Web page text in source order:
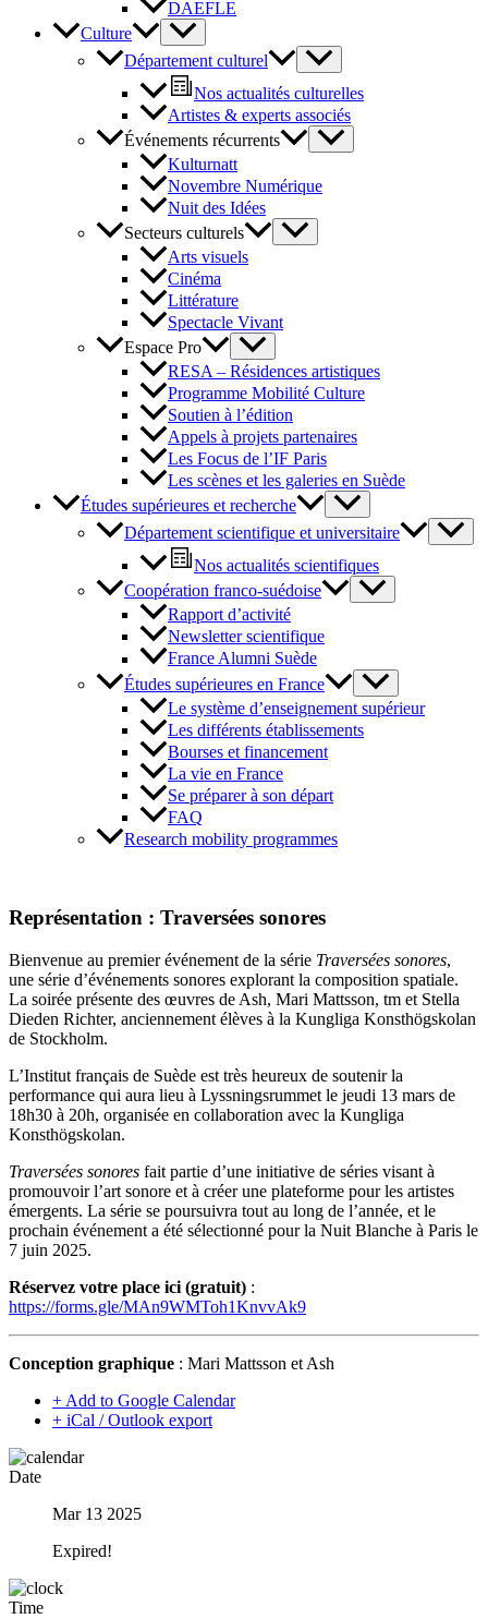
DAEFLE
Culture
Département culturel
Nos actualités culturelles
Artistes & experts associés
Événements récurrents
Kulturnatt
Novembre Numérique
Nuit des Idées
Secteurs culturels
Arts visuels
Cinéma
Littérature
Spectacle Vivant
Espace Pro
RESA – Résidences artistiques
Programme Mobilité Culture
Soutien à l’édition
Appels à projets partenaires
Les Focus de l’IF Paris
Les scènes et les galeries en Suède
Études supérieures et recherche
Département scientifique et universitaire
Nos actualités scientifiques
Coopération franco-suédoise
Rapport d’activité
Newsletter scientifique
France Alumni Suède
Études supérieures en France
Le système d’enseignement supérieur
Les différents établissements
Bourses et financement
La vie en France
Se préparer à son départ
FAQ
Research mobility programmes
Représentation : Traversées sonores
Bienvenue au premier événement de la série Traversées sonores,
une série d’événements sonores explorant la composition spatiale.
La soirée présente des œuvres de Ash, Mari Mattsson, tm et Stella
Dieden Richter, anciennement élèves à la Kungliga Konsthögskolan
de Stockholm.
L’Institut français de Suède est très heureux de soutenir la
performance qui aura lieu à Lyssningsrummet le jeudi 13 mars de
18h30 à 20h, organisée en collaboration avec la Kungliga
Konsthögskolan.
Traversées sonores fait partie d’une initiative de séries visant à
promouvoir l’art sonore et à créer une plateforme pour les artistes
émergents. La série se poursuivra tout au long de l’année, et le
prochain événement a été sélectionné pour la Nuit Blanche à Paris le
7 juin 2025.
Réservez votre place ici (gratuit) :
https://forms.gle/MAn9WMToh1KnvvAk9
Conception graphique : Mari Mattsson et Ash
+ Add to Google Calendar
+ iCal / Outlook export
Date
Mar 13 2025
Expired!
Time